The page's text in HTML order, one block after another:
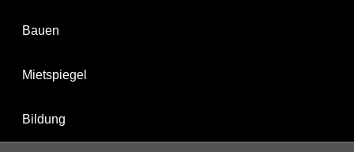
Bauen
Mietspiegel
Bildung